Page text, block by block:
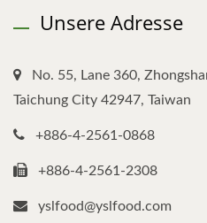
Unsere Adresse
No. 55, Lane 360,
Taichung City 42947, Taiwan
+886-4-2561-0868
+886-4-2561-2308
yslfood@yslfood.com